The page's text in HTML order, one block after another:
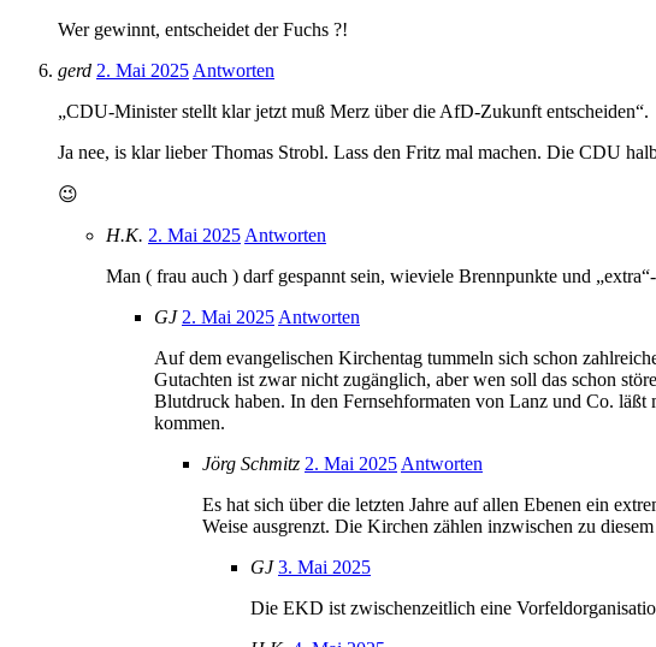
Wer gewinnt, entscheidet der Fuchs ?!
gerd 2. Mai 2025 Antworten
„CDU-Minister stellt klar jetzt muß Merz über die AfD-Zukunft entscheiden“.
Ja nee, is klar lieber Thomas Strobl. Lass den Fritz mal machen. Die CDU
😉
H.K. 2. Mai 2025 Antworten
Man ( frau auch ) darf gespannt sein, wieviele Brennpunkte und
GJ 2. Mai 2025 Antworten
Auf dem evangelischen Kirchentag tummeln sich schon
Gutachten ist zwar nicht zugänglich, aber wen soll das schon
Blutdruck haben. In den Fernsehformaten von Lanz und Co.
kommen.
Jörg Schmitz 2. Mai 2025 Antworten
Es hat sich über die letzten Jahre auf allen Ebenen ein
Weise ausgrenzt. Die Kirchen zählen inzwischen zu
GJ 3. Mai 2025
Die EKD ist zwischenzeitlich eine